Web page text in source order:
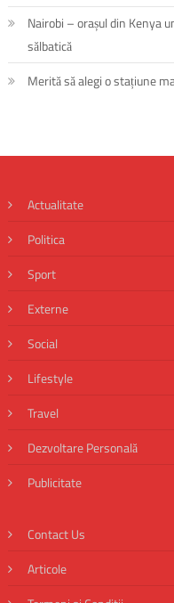
Nairobi – orașul din Kenya
sălbatică
Merită să alegi o stațiune
Actualitate
Politica
Sport
Externe
Social
Lifestyle
Travel
Dezvoltare Personală
Publicitate
Contact Us
Articole